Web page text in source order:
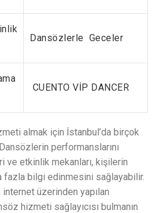
Dansözlerle Geceler
CUENTO VİP DANCER
almak için İstanbul’da birçok
performanslarını
ve etkinlik mekanları, kişilerin
fazla bilgi edinmesini sağlayabilir.
üzerinden yapılan
hizmeti sağlayıcısı bulmanın